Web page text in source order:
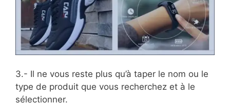
3.- Il ne vous reste plus qu’à taper le nom ou le
type de produit que vous recherchez et à le
sélectionner.